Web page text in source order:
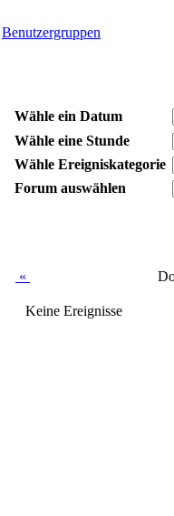
Benutzergruppen
Wähle ein Datum
Wähle eine Stunde
Wähle Ereigniskategorie
Forum auswählen
«
Keine Ereignisse